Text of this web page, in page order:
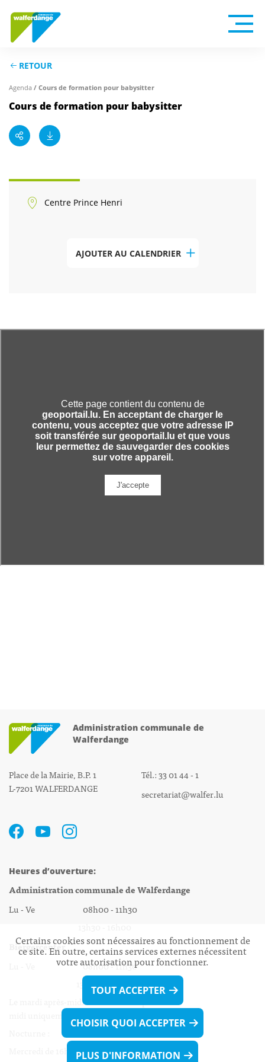
RETOUR
Agenda / Cours de formation pour babysitter
Cours de formation pour babysitter
Centre Prince Henri
AJOUTER AU CALENDRIER
Administration communale de
Walferdange
Place de la Mairie, B.P. 1
L-7201 WALFERDANGE
Tél.: 33 01 44 - 1
secretariat@walfer.lu
Heures d’ouverture:
Administration communale de Walferdange
Lu - Ve 08h00 - 11h30
Biergercenter
Lu - Ve 08h00 - 11h30
13h30 - 16h00
Le mardi après-midi et le vendredi après-
midi uniquement sur Rdv.
Mercredi de 16h00 - 18h45 uniquement sur Rdv
Certains cookies sont nécessaires au fonctionnement de
ce site. En outre, certains services externes nécessitent
votre autorisation pour fonctionner.
TOUT ACCEPTER
CHOISIR QUOI ACCEPTER
PLUS D'INFORMATION